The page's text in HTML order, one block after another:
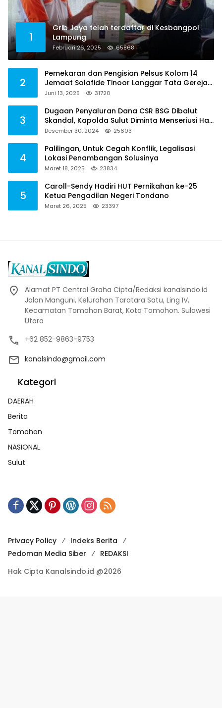
1
Grib Jaya telah terdaftar di Kesbangpol
Lampung
Februari 26, 2025 65868
2
Pemekaran dan Pengisian Pelsus Kolom 14
Jemaat Solafide Tinoor Langgar Tata Gereja
2021, Toreh : Ini Perbuatan Melawan Hukum
Juni 13, 2025 31720
3
Dugaan Penyaluran Dana CSR BSG Dibalut
Skandal, Kapolda Sulut Diminta Menseriusi Hal
ini
Desember 30, 2024 25603
4
Palilingan, Untuk Cegah Konflik, Legalisasi
Lokasi Penambangan Solusinya
Maret 18, 2025 23834
5
Caroll-Sendy Hadiri HUT Pernikahan ke-25
Ketua Pengadilan Negeri Tondano
Maret 26, 2025 23397
Alamat PT Central Graha Cipta/Redaksi kanalsindo.id
Jalan Manguni, Kelurahan Taratara Satu, Ling IV,
Kecamatan Tomohon Barat, Kota Tomohon. Sulawesi
Utara
+62 852-9863-9753
kanalsindo@gmail.com
Kategori
DAERAH
Berita
Tomohon
NASIONAL
Sulut
Privacy Policy
Indeks Berita
Pedoman Media Siber
REDAKSI
Hak Cipta Kanalsindo.id @2026